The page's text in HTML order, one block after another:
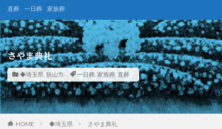
直葬 一日葬 家族葬
さやま典礼
◆埼玉県, 狭山市 一日葬, 家族葬, 直葬
HOME ◆埼玉県 さやま典礼